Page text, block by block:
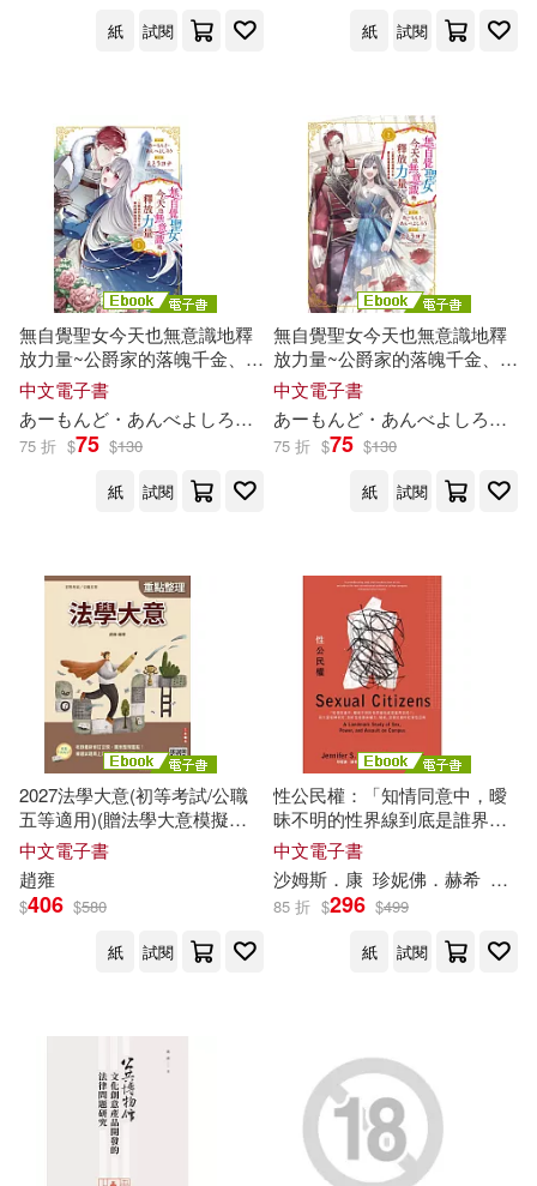
紙 試閱 紙 試閱
無自覺聖女今天也無意識地釋
放力量~公爵家的落魄千金、要
在結婚後獲得幸福~(1)【含電
子書限定特典】 (電子書)
中文電子書
あーもんど・あんべよしろう
えとうヨナ 羽衣
75 折 $75 $130
紙
試閱
無自覺聖女今天也無意識地釋
放力量~公爵家的落魄千金、要
在結婚後獲得幸福~(2)【含電
子書限定特典】 (電子書)
中文電子書
あーもんど・あんべよしろう
75 折 $75 $130
紙
試閱
2027法學大意(初等考試/公職
五等適用)(贈法學大意模擬試
題)(二十五版) (電子書)
中文電子書
趙雍
$406 $580
紙
試閱
性公民權：「知情同意中，曖
昧不明的性界線到底是誰界定
的?」哥大里程碑研究，剖析性
侵害與權力、階級、空間交錯
的社會性因素 (電子書)
中文電子書
沙姆斯．康 珍妮佛．赫希 梁永
85 折 $296 $499
紙
試閱